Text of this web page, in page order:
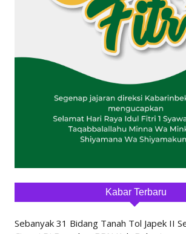
Kabar Terbaru
Sebanyak 31 Bidang Tanah Tol Japek II